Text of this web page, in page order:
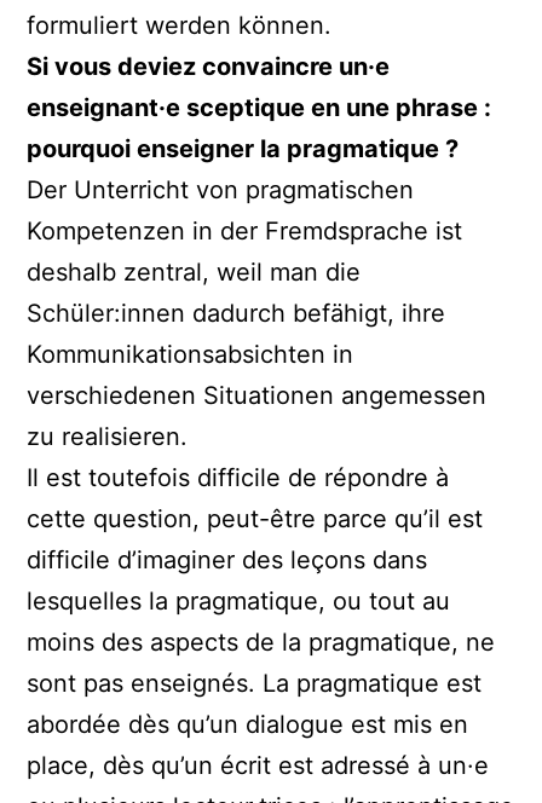
formuliert werden können.
Si vous deviez convaincre un·e
enseignant·e sceptique en une phrase :
pourquoi enseigner la pragmatique ?
Der Unterricht von pragmatischen
Kompetenzen in der Fremdsprache ist
deshalb zentral, weil man die
Schüler:innen dadurch befähigt, ihre
Kommunikationsabsichten in
verschiedenen Situationen angemessen
zu realisieren.
Il est toutefois difficile de répondre à
cette question, peut-être parce qu’il est
difficile d’imaginer des leçons dans
lesquelles la pragmatique, ou tout au
moins des aspects de la pragmatique, ne
sont pas enseignés. La pragmatique est
abordée dès qu’un dialogue est mis en
place, dès qu’un écrit est adressé à un·e